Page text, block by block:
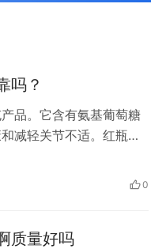
吗？
品。它含有氨基葡萄糖
减轻关节不适。红瓶装
根据用户评价和产品介
0
质量好吗